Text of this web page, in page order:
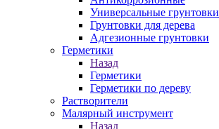
Универсальные грунтовки
Грунтовки для дерева
Адгезионные грунтовки
Герметики
Назад
Герметики
Герметики по дереву
Растворители
Малярный инструмент
Назад